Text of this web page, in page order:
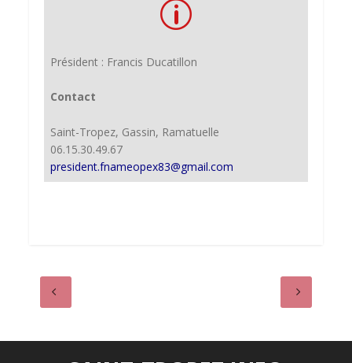
p
Président : Francis Ducatillon
Contact
Saint-Tropez, Gassin, Ramatuelle
06.15.30.49.67
president.fnameopex83@gmail.com